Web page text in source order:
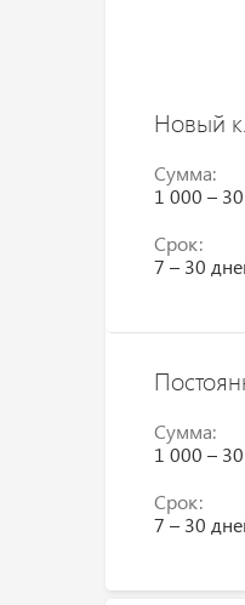
Новый
Сумма:
1 000 –
Срок:
7 – 30
Сумма:
1 000 –
Срок:
7 – 30